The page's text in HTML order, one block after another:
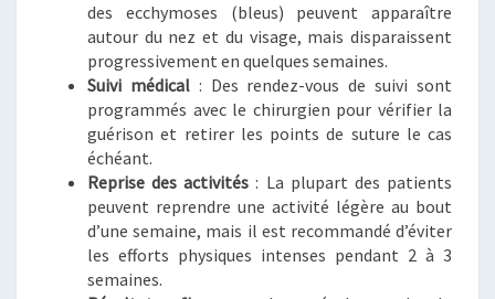
des ecchymoses (bleus) peuvent apparaître
autour du nez et du visage, mais disparaissent
progressivement en quelques semaines.
Suivi médical: Des rendez-vous de suivi sont
programmés avec le chirurgien pour vérifier la
guérison et retirer les points de suture le cas
échéant.
Reprise des activités : La plupart des patients
peuvent reprendre une activité légère au bout
d’une semaine, mais il est recommandé d’éviter
les efforts physiques intenses pendant 2 à 3
semaines.